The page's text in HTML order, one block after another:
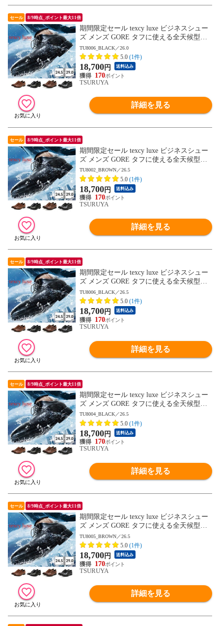
セール 8/9時点_ポイント最大11倍
期間限定セール texcy luxe ビジネスシュー
ズ メンズ GORE タフに使える全天候型ビ
ジネスシューズ TU8001 TU8002 TU8003 T
U8004 TU8005 TU8006 TU8007 テクシーリ
ュクス GORE-TEX ゴアテックス ゆったり
幅 3E 4E
TU8006_BLACK／26.0
5.0 (1件)
18,700円 送料込み
170
TSURUYA
詳細を見る
セール 8/9時点_ポイント最大11倍
期間限定セール texcy luxe ビジネスシュー
ズ メンズ GORE タフに使える全天候型ビ
ジネスシューズ TU8001 TU8002 TU8003 T
U8004 TU8005 TU8006 TU8007 テクシーリ
ュクス GORE-TEX ゴアテックス ゆったり
幅 3E 4E
TU8002_BROWN／26.5
5.0 (1件)
18,700円 送料込み
170
TSURUYA
詳細を見る
セール 8/9時点_ポイント最大11倍
期間限定セール texcy luxe ビジネスシュー
ズ メンズ GORE タフに使える全天候型ビ
ジネスシューズ TU8001 TU8002 TU8003 T
U8004 TU8005 TU8006 TU8007 テクシーリ
ュクス GORE-TEX ゴアテックス ゆったり
幅 3E 4E
TU8006_BLACK／26.5
5.0 (1件)
18,700円 送料込み
170
TSURUYA
詳細を見る
セール 8/9時点_ポイント最大11倍
期間限定セール texcy luxe ビジネスシュー
ズ メンズ GORE タフに使える全天候型ビ
ジネスシューズ TU8001 TU8002 TU8003 T
U8004 TU8005 TU8006 TU8007 テクシーリ
ュクス GORE-TEX ゴアテックス ゆったり
幅 3E 4E
TU8004_BLACK／26.5
5.0 (1件)
18,700円 送料込み
170
TSURUYA
詳細を見る
セール 8/9時点_ポイント最大11倍
期間限定セール texcy luxe ビジネスシュー
ズ メンズ GORE タフに使える全天候型ビ
ジネスシューズ TU8001 TU8002 TU8003 T
U8004 TU8005 TU8006 TU8007 テクシーリ
ュクス GORE-TEX ゴアテックス ゆったり
幅 3E 4E
TU8005_BROWN／26.5
5.0 (1件)
18,700円 送料込み
170
TSURUYA
詳細を見る